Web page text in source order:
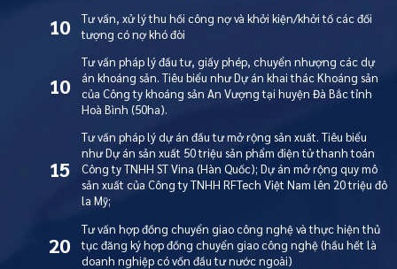
10
Tư vấn, xử lý thu hồi công nợ và khởi kiện/khởi tố các đối
tượng có nợ khó đòi
10
Tư vấn pháp lý đầu tư, giấy phép, chuyển nhượng các dự
án khoáng sản. Tiêu biểu như Dự án khai thác Khoáng sản
của Công ty khoáng sản An Vượng tại huyện Đà Bắc tỉnh
Hoà Bình (50ha).
15
Tư vấn pháp lý dự án đầu tư mở rộng sản xuất. Tiêu biểu
như Dự án sản xuất 50 triệu sản phẩm điện tử thanh toán
Công ty TNHH ST Vina (Hàn Quốc); Dự án mở rộng quy mô
sản xuất của Công ty TNHH RFTech Việt Nam lên 20 triệu đô
la Mỹ;
20
Tư vấn hợp đồng chuyển giao công nghệ và thực hiện thủ
tục đăng ký hợp đồng chuyển giao công nghệ (hầu hết là
doanh nghiệp có vốn đầu tư nước ngoài)